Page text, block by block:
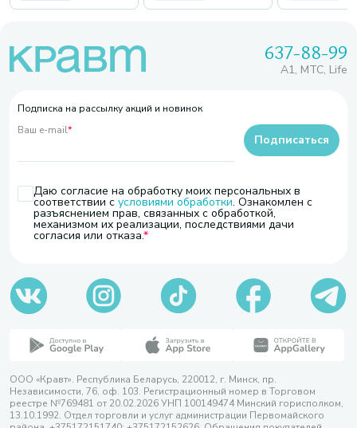
637-88-99
A1, МТС, Life
Подписка на рассылку акций и новинок
Ваш e-mail*
Даю согласие на обработку моих персональных в
соответствии с условиями обработки. Ознакомлен с
разъяснением прав, связанных с обработкой,
механизмом их реализации, последствиями дачи
согласия или отказа.
Подписаться
ООО «Кравт». Республика Беларусь, 220012, г. Минск, пр.
Независимости, 76, оф. 103. Регистрационный номер в Торговом
реестре №769481 от 20.02.2026 УНП 100149474 Минский горисполком,
13.10.1992. Отдел торговли и услуг администрации Первомайского